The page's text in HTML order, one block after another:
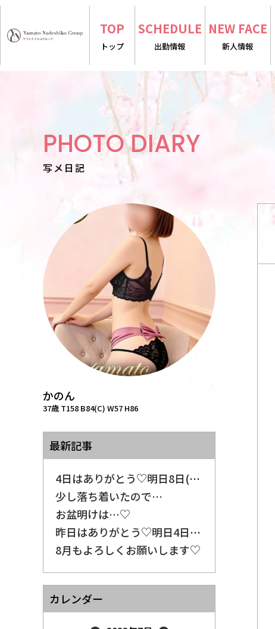
TOP
トップ
SCHEDULE
出勤情報
NEW FACE
新人情報
PHOTO DIARY
写メ日記
かのん
37歳 T158 B84(C) W57 H86
最新記事
4日はありがとう♡明日8日(土)出勤します♪
少し落ち着いたので…
お盆明けは…♡
昨日はありがとう♡明日4日(火)出勤します♪
8月もよろしくお願いします♡
カレンダー